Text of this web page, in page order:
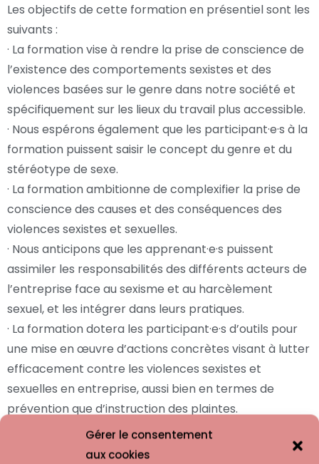
Gérer le consentement
aux cookies
Les objectifs de cette formation en présentiel sont les
suivants :
· La formation vise à rendre la prise de conscience de
l’existence des comportements sexistes et des
violences basées sur le genre dans notre société et
spécifiquement sur les lieux du travail plus accessible.
· Nous espérons également que les participant·e·s à la
formation puissent saisir le concept du genre et du
stéréotype de sexe.
· La formation ambitionne de complexifier la prise de
conscience des causes et des conséquences des
violences sexistes et sexuelles.
· Nous anticipons que les apprenant·e·s puissent
assimiler les responsabilités des différents acteurs de
l’entreprise face au sexisme et au harcèlement
sexuel, et les intégrer dans leurs pratiques.
· La formation dotera les participant·e·s d’outils pour
une mise en œuvre d’actions concrètes visant à lutter
efficacement contre les violences sexistes et
sexuelles en entreprise, aussi bien en termes de
prévention que d’instruction des plaintes.